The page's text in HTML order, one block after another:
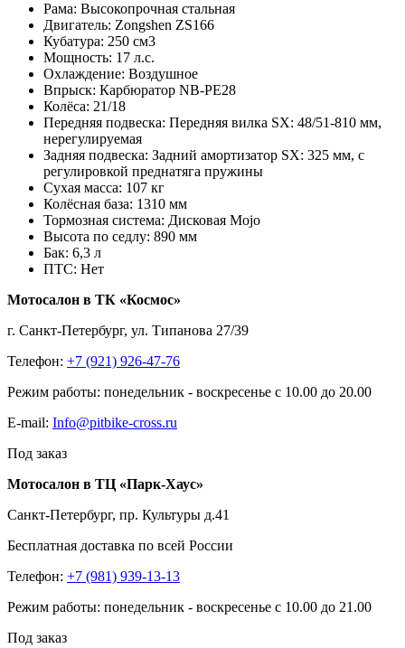
Рама: Высокопрочная стальная
Двигатель: Zongshen ZS166
Кубатура: 250 см3
Мощность: 17 л.c.
Охлаждение: Воздушное
Впрыск: Карбюратор NB-PE28
Колёса: 21/18
Передняя подвеска: Передняя вилка SX: 48/51-810 мм,
нерегулируемая
Задняя подвеска: Задний амортизатор SX: 325 мм, с
регулировкой преднатяга пружины
Сухая масса: 107 кг
Колёсная база: 1310 мм
Тормозная система: Дисковая Mojo
Высота по седлу: 890 мм
Бак: 6,3 л
ПТС: Нет
Мотосалон в ТК «Космос»
г. Санкт-Петербург, ул. Типанова 27/39
Телефон: +7 (921) 926-47-76
Режим работы: понедельник - воскресенье с 10.00 до 20.00
E-mail: Info@pitbike-cross.ru
Под заказ
Мотосалон в ТЦ «Парк-Хаус»
Санкт-Петербург, пр. Культуры д.41
Бесплатная доставка по всей России
Телефон: +7 (981) 939-13-13
Режим работы: понедельник - воскресенье с 10.00 до 21.00
Под заказ